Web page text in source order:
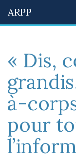
ARPP
« Dis,
à-
pour